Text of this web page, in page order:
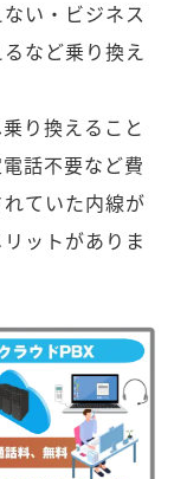
い・ビジネス
など乗り換え
り換えること
話不要など費
ていた内線が
ットがありま